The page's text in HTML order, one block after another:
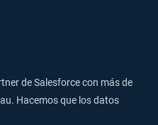
de Salesforce con más de
Hacemos que los datos